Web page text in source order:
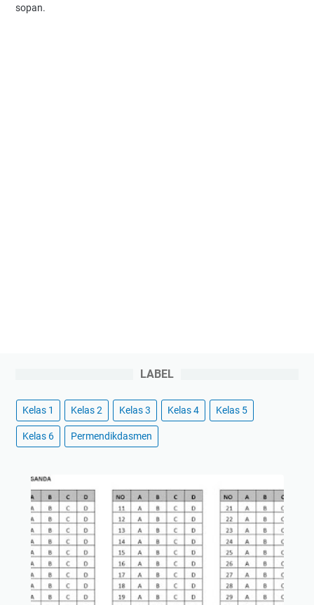
sopan.
LABEL
Kelas 1 Kelas 2 Kelas 3 Kelas 4 Kelas 5
Kelas 6 Permendikdasmen